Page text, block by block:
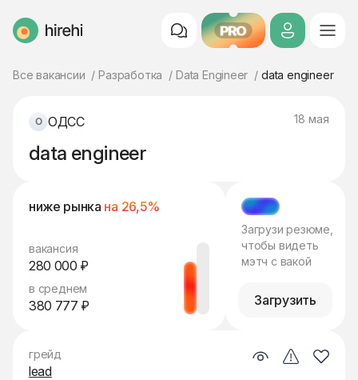
HireHi PRO
Все вакансии Разработка Data Engineer data engineer
ОДСС 18 мая
data engineer
ниже рынка на 26,5%
вакансия
280 000 ₽
в среднем
380 777 ₽
МЭТЧ
Загрузи резюме,
чтобы видеть
мэтч с вакой
Загрузить
грейд
lead